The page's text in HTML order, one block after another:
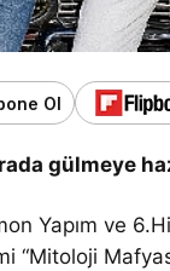
Ol
gülmeye
Yapım ve
“Mitoloji